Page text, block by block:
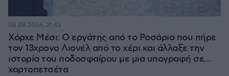
Χόρχε Μέσι: Ο εργάτης από το Ροσάριο που πήρε
τον 13χρονο Λιονέλ από το χέρι και άλλαξε την
ιστορία του ποδοσφαίρου με μια υπογραφή σε...
χαρτοπετσέτα
08.08.2026, 21:43